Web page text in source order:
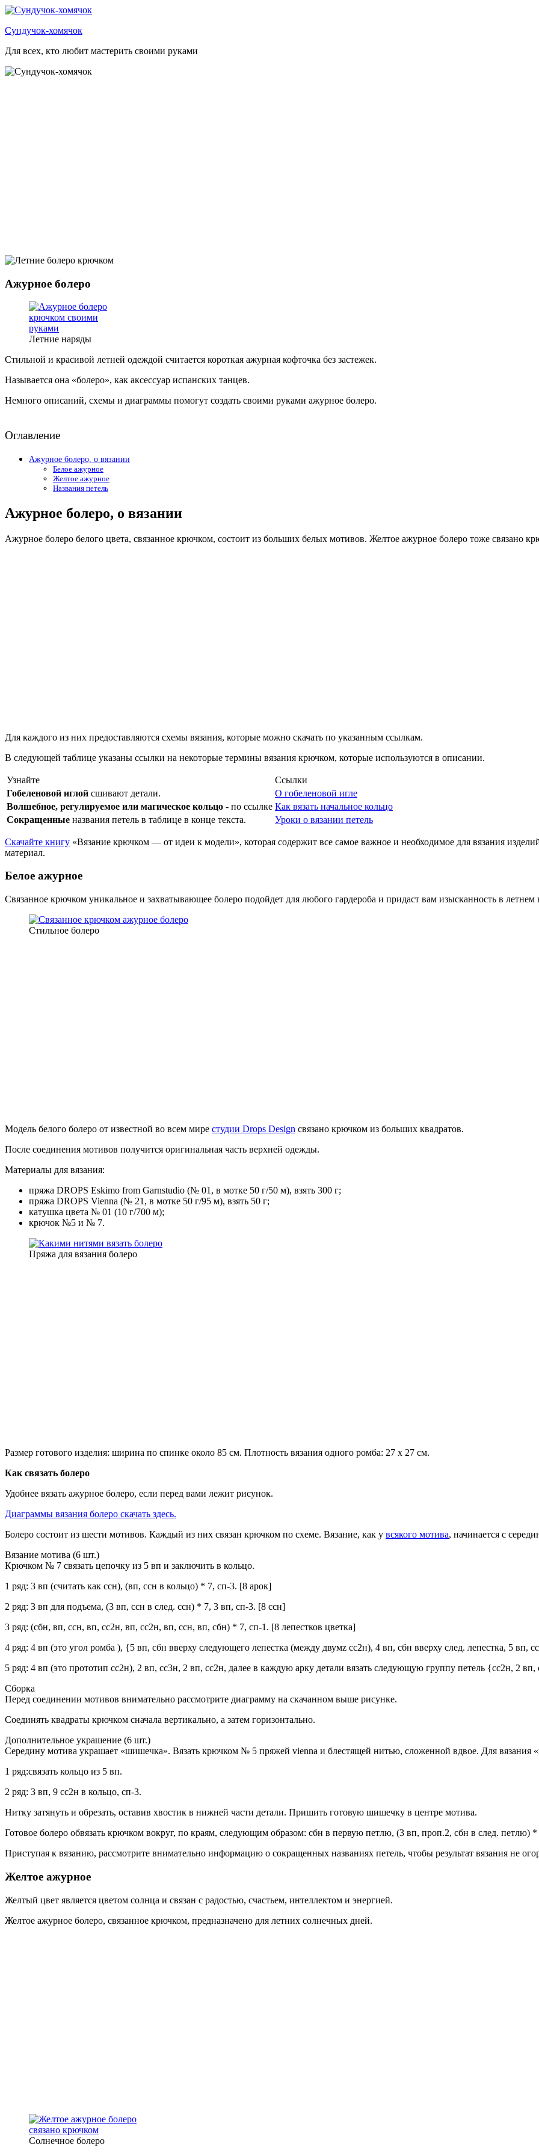
Перейти
содержимому
Сундучок-хомячок
Для всех, кто любит мастерить своими руками
Ажурное болеро
Летние наряды
Стильной и красивой летней одеждой считается короткая ажурная кофточка без застежек.
Называется она «болеро», как аксессуар испанских танцев.
Немного описаний, схемы и диаграммы помогут создать своими руками ажурное болеро.
Оглавление
Ажурное болеро, о вязании
Белое ажурное
Желтое ажурное
Названия петель
Ажурное болеро, о вязании
Ажурное болеро белого цвета, связанное крючком, состоит из больших белых мотивов. Желтое ажурное болеро тоже связано
Для каждого из них предоставляются схемы вязания, которые можно скачать по указанным ссылкам.
В следующей таблице указаны ссылки на некоторые термины вязания крючком, которые используются в описании.
Узнайте
Ссылки
Гобеленовой иглой сшивают детали.
О гобеленовой игле
Волшебное, регулируемое или магическое кольцо - по ссылке Как вязать начальное кольцо
Сокращенные названия петель в таблице в конце текста. Уроки о вязании петель
Скачайте книгу «Вязание крючком — от идеи к модели», которая содержит все самое важное и необходимое для вязания
материал.
Белое ажурное
Связанное крючком уникальное и захватывающее болеро подойдет для любого гардероба и придаст вам изысканность в летнем
Стильное болеро
Модель белого болеро от известной во всем мире студии Drops Design связано крючком из больших квадратов.
После соединения мотивов получится оригинальная часть верхней одежды.
Материалы для вязания:
пряжа DROPS Eskimo from Garnstudio (№ 01, в мотке 50 г/50 м), взять 300 г;
пряжа DROPS Vienna (№ 21, в мотке 50 г/95 м), взять 50 г;
катушка цвета № 01 (10 г/700 м);
крючок №5 и № 7.
Пряжа для вязания болеро
Размер готового изделия: ширина по спинке около 85 см. Плотность вязания одного ромба: 27 x 27 см.
Как связать болеро
Удобнее вязать ажурное болеро, если перед вами лежит рисунок.
Диаграммы вязания болеро скачать здесь.
Болеро состоит из шести мотивов. Каждый из них связан крючком по схеме. Вязание, как у всякого мотива, начинается с
Вязание мотива (6 шт.)
Крючком № 7 связать цепочку из 5 вп и заключить в кольцо.
1 ряд: 3 вп (считать как ссн), (вп, ссн в кольцо) * 7, сп-3. [8 арок]
2 ряд: 3 вп для подъема, (3 вп, ссн в след. ссн) * 7, 3 вп, сп-3. [8 ссн]
3 ряд: (сбн, вп, ссн, вп, сс2н, вп, сс2н, вп, ссн, вп, сбн) * 7, сп-1. [8 лепестков цветка]
4 ряд: 4 вп (это угол ромба ), {5 вп, сбн вверху следующего лепестка (между двумz сс2н), 4 вп, сбн вверху след. лепестка, 5 вп,
5 ряд: 4 вп (это прототип сс2н), 2 вп, сс3н, 2 вп, сс2н, далее в каждую арку детали вязать следующую группу петель {сс2н, 2
Сборка
Перед соединении мотивов внимательно рассмотрите диаграмму на скачанном выше рисунке.
Соединять квадраты крючком сначала вертикально, а затем горизонтально.
Дополнительное украшение (6 шт.)
Середину мотива украшает «шишечка». Вязать крючком № 5 пряжей vienna и блестящей нитью, сложенной вдвое. Для вязания
1 ряд:связать кольцо из 5 вп.
2 ряд: 3 вп, 9 сс2н в кольцо, сп-3.
Нитку затянуть и обрезать, оставив хвостик в нижней части детали. Пришить готовую шишечку в центре мотива.
Готовое болеро обвязать крючком вокруг, по краям, следующим образом: сбн в первую петлю, (3 вп, проп.2, сбн в след. петлю) *
Приступая к вязанию, рассмотрите внимательно информацию о сокращенных названиях петель, чтобы результат вязания не
Желтое ажурное
Желтый цвет является цветом солнца и связан с радостью, счастьем, интеллектом и энергией.
Желтое ажурное болеро, связанное крючком, предназначено для летних солнечных дней.
Солнечное болеро